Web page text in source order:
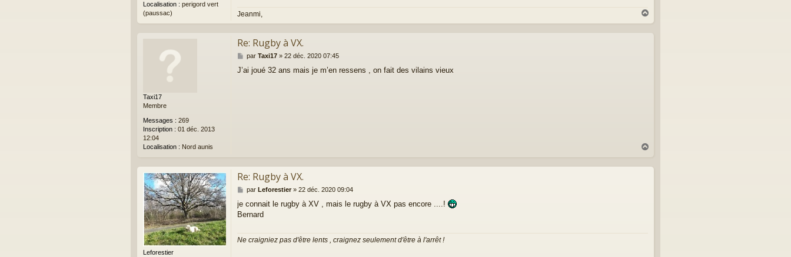
Localisation : perigord vert
(paussac)
Jeanmi,
a
Taxi17
Membre
Messages : 269
Inscription : 01 déc. 2013
12:04
Localisation : Nord aunis
Re: Rugby à VX.
M
s
par Taxi17» 22 déc. 2020 07:45
J’ai joué 32 ans mais je m’en ressens , on fait des vilains vieux
u
Leforestier
Re: Rugby à VX.
M
s
s
e
par Leforestier» 22 déc. 2020 09:04
je connait le rugby à XV , mais le rugby à VX pas encore ....!
Bernard
Ne craigniez pas d'être lents , craignez seulement d'être à l'arrêt !